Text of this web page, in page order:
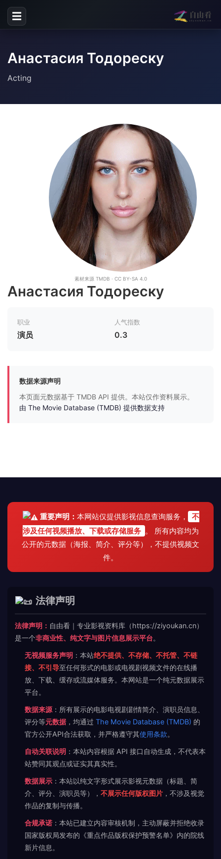
☰
Анастасия Тодореску
Acting
素材来源 TMDB · CC BY-SA 4.0
Анастасия Тодореску
职业
演员
人气指数
0.3
数据来源声明
本页面元数据基于 TMDB API 提供。本站仅作资料展示。
由 The Movie Database (TMDB) 提供数据支持
重要声明： 本网站仅提供影视信息查询服务，
不
涉及任何视频播放、下载或存储服务 。 所有内容均为
公开的元数据（海报、简介、评分等），不提供视频文
件。
法律声明
法律声明： 自由看｜专业影视资料库（https://ziyoukan.cn）
是一个非商业性、纯文字与图片信息展示平台。
无视频服务声明 ：本站绝不提供、不存储、不托管、不链
接、不引导至任何形式的电影或电视剧视频文件的在线播
放、下载、缓存或流媒体服务。本网站是一个纯元数据展示
平台。
数据来源 ：所有展示的电影电视剧剧情简介、演职员信息、
评分等元数据，均通过 The Movie Database (TMDB) 的
官方公开API合法获取，并严格遵守其使用条款。
自动关联说明 ：本站内容根据 API 接口自动生成，不代表本
站赞同其观点或证实其真实性。
数据展示 ：本站以纯文字形式展示影视元数据（标题、简
介、评分、演职员等）， 不展示任何版权图片 ，不涉及视觉
作品的复制与传播。
合规承诺 ：本站已建立内容审核机制，主动屏蔽并拒绝收录
国家版权局发布的《重点作品版权保护预警名单》内的院线
新片信息。